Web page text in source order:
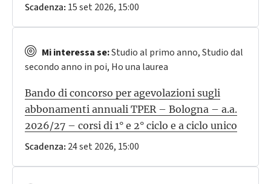
Scadenza: 15 set 2026, 15:00
Mi interessa se:Studio al primo anno, Studio dal
secondo anno in poi, Ho una laurea
Bando di concorso per agevolazioni sugli
abbonamenti annuali TPER – Bologna – a.a.
2026/27 – corsi di 1° e 2° ciclo e a ciclo unico
Scadenza: 24 set 2026, 15:00